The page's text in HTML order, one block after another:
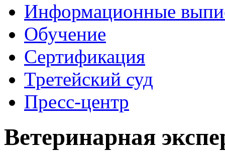
Информационные
Обучение
Сертификация
Третейский суд
Пресс-центр
Ветеринарная